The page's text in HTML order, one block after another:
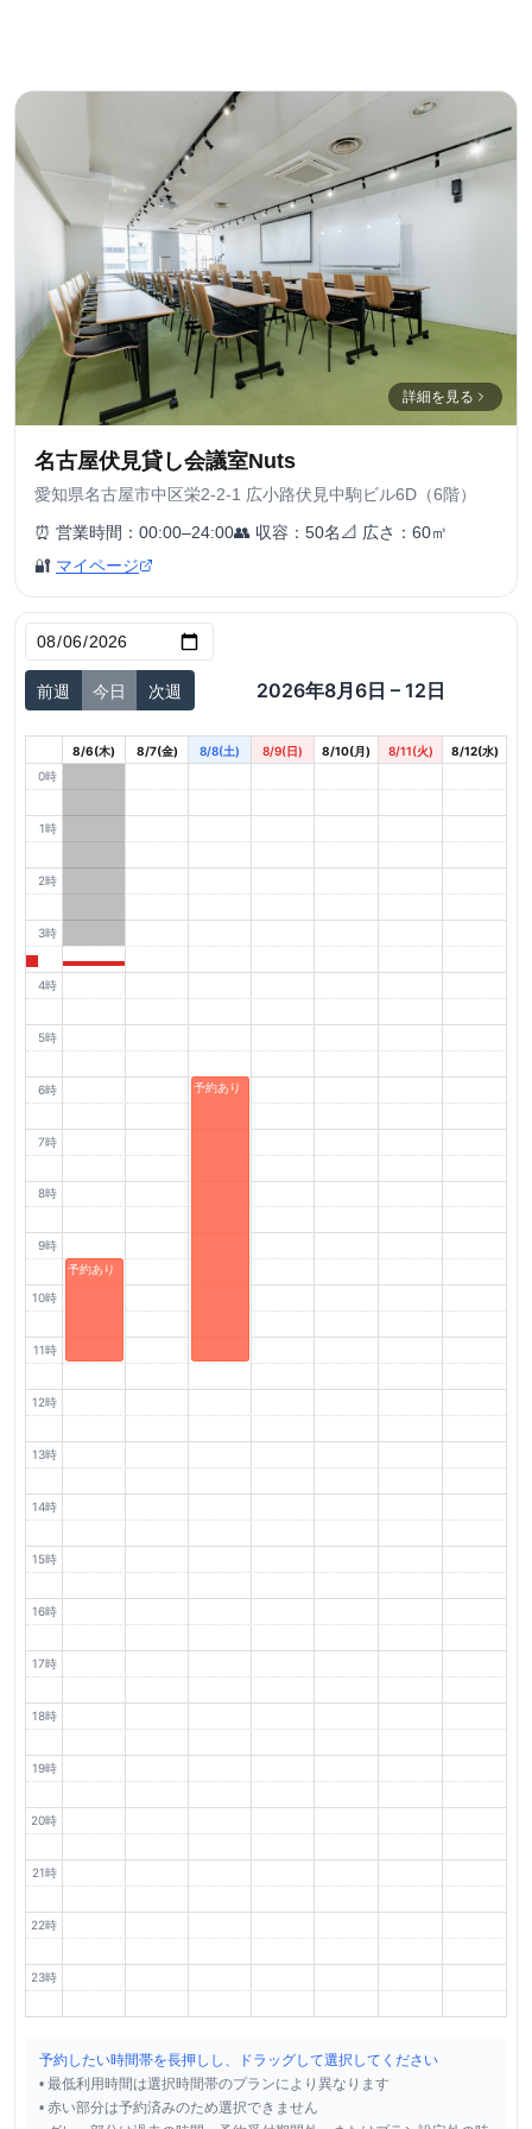
詳細を見る
名古屋伏見貸し会議室Nuts
愛知県名古屋市中区栄2-2-1 広小路伏見中駒ビル6D（6階）
⏰ 営業時間： 00:00–24:00👥 収容： 50名📐 広さ： 60㎡
🔐 マイページ
前週 今日 次週 2026年8月6日 – 12日
8/6(木) 8/7(金) 8/8(土) 8/9(日) 8/10(月) 8/11(火)
8/12(水)
0時
1時
2時
3時
4時
5時
6時
7時
8時
9時
10時
11時
12時
13時
14時
15時
16時
17時
18時
19時
20時
21時
22時
23時
予約あり
予約あり
予約したい時間帯を長押しし、ドラッグして選択してください
• 最低利用時間は選択時間帯のプランにより異なります
• 赤い部分は予約済みのため選択できません